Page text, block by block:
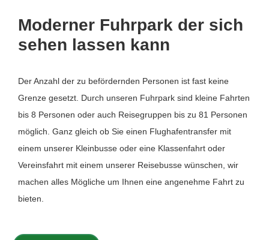
Moderner Fuhrpark der sich
sehen lassen kann
Der Anzahl der zu befördernden Personen ist fast keine
Grenze gesetzt. Durch unseren Fuhrpark sind kleine Fahrten
bis 8 Personen oder auch Reisegruppen bis zu 81 Personen
möglich. Ganz gleich ob Sie einen Flughafentransfer mit
einem unserer Kleinbusse oder eine Klassenfahrt oder
Vereinsfahrt mit einem unserer Reisebusse wünschen, wir
machen alles Mögliche um Ihnen eine angenehme Fahrt zu
bieten.